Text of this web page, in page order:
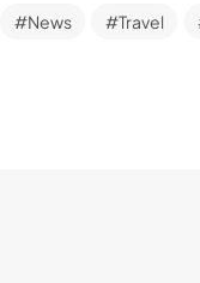
News Travel